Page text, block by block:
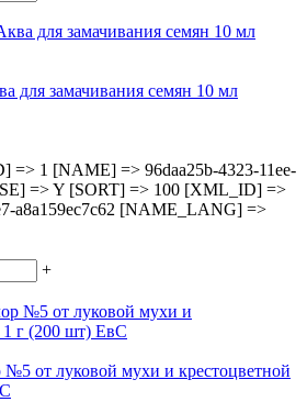
для замачивания семян 10 мл
=> 1 [NAME] => 96daa25b-4323-11ee-
=> Y [SORT] => 100 [XML_ID] =>
a8a159ec7c62 [NAME_LANG] =>
+
от луковой мухи и крестоцветной